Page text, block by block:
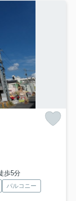
歩5分
バルコニー